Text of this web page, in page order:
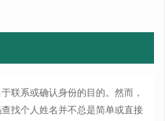
联系或确认身份的目的。然而，
找个人姓名并不总是简单或直接